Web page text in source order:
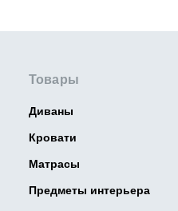
Товары
Диваны
Кровати
Матрасы
Предметы интерьера